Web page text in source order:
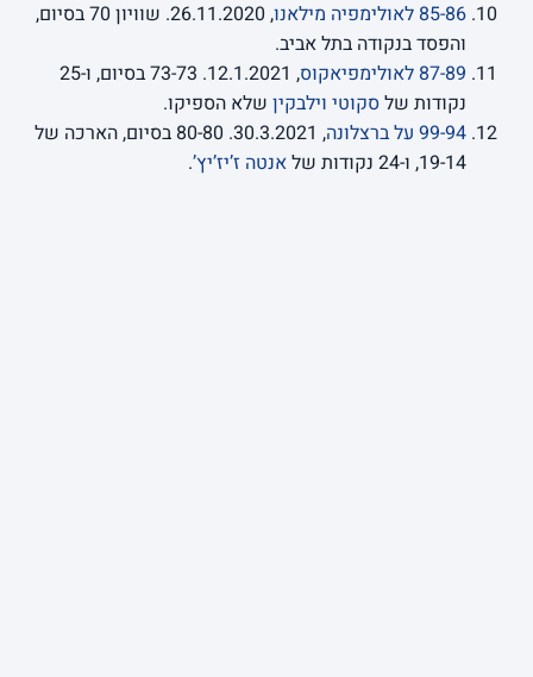
85-86 לאולימפיה מילאנו
, 26.11.2020. שוויון 70 בסיום,
והפסד בנקודה בתל אביב.
87-89 לאולימפיאקוס
, 12.1.2021. 73-73 בסיום, ו-25
נקודות שלסקוטי וילבקין שלא הספיקו.
99-94 על ברצלונה
, 30.3.2021. 80-80 בסיום, הארכה של
19-14, ו-24 נקודות של
אנטה ז’יז’יץ’.